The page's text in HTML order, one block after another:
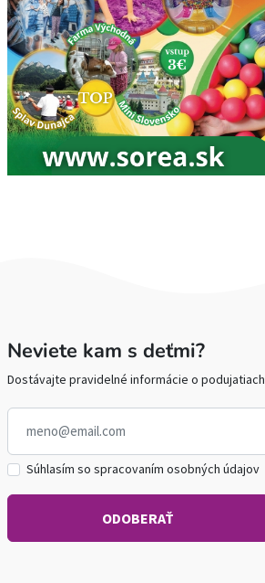
Neviete kam s deťmi?
Dostávajte pravidelné informácie o podujatiach
Súhlasím so spracovaním osobných údajov